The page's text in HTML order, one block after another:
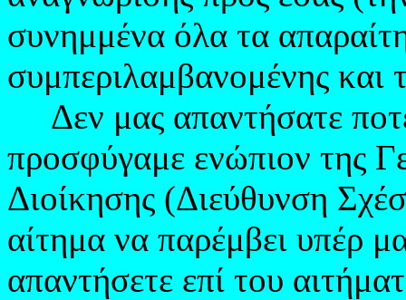
συνημμένα όλα τα
συμπεριλαμβανομένης
Δεν μας απαντήσατε
προσφύγαμε ενώπιον της
Διοίκησης (Διεύθυνση
αίτημα να παρέμβει υπέρ
απαντήσετε επί του